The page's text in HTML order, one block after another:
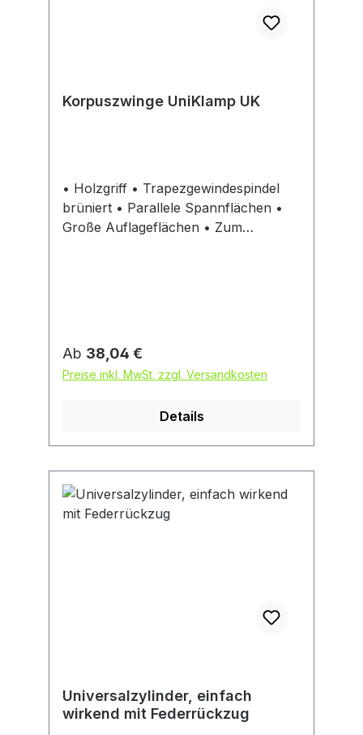
Korpuszwinge UniKlamp UK
• Holzgriff • Trapezgewindespindel
brüniert • Parallele Spannflächen •
Große Auflageflächen • Zum
Regulärer Preis:
Ab 38,04 €
Preise inkl. MwSt. zzgl. Versandkosten
Details
Universalzylinder, einfach
wirkend mit Federrückzug